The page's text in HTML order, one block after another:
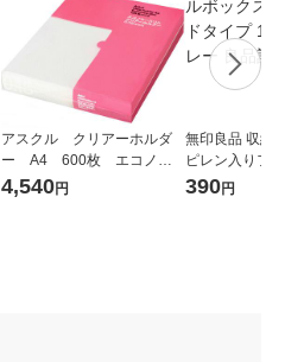
アスクル クリアーホルダ
ー A4 600枚 エコノミ
ースリム ファイル オリジ
4,540円
無印良品 収納
ピレン入りフ
ス スタンダー
390円